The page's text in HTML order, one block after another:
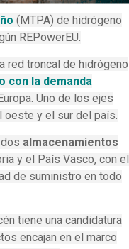
(MTPA) de hidrógeno
REPowerEU.
red troncal de hidrógeno
con la demanda
Uno de los ejes
oeste y el sur del país.
almacenamientos
y el País Vasco, con el
de suministro en todo
tiene una candidatura
encajan en el marco